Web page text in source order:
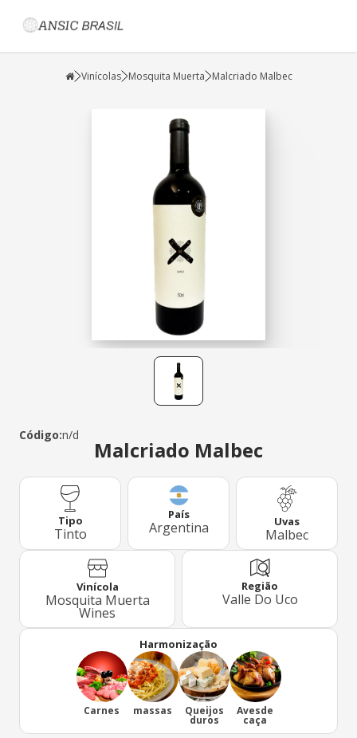
Vinícolas Mosquita Muerta Malcriado Malbec
Código:n/d
Malcriado Malbec
Tipo
Tinto
País
Argentina Uvas
Malbec
Vinícola
Mosquita Muerta
Wines
Região
Valle Do Uco
Harmonização
Carnes massas Queijos
duros
Avesde
caça